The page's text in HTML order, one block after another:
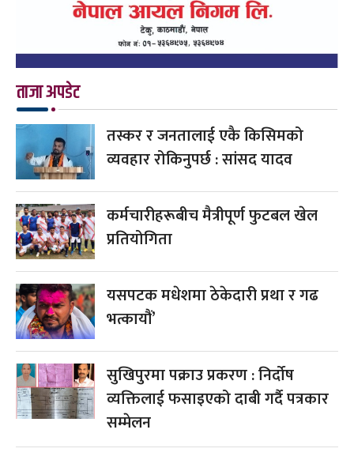
ताजा अपडेट
तस्कर र जनतालाई एकै किसिमको
व्यवहार रोकिनुपर्छ : सांसद यादव
कर्मचारीहरूबीच मैत्रीपूर्ण फुटबल खेल
प्रतियोगिता
यसपटक मधेशमा ठेकेदारी प्रथा र गढ
भत्कायौं’
सुखिपुरमा पक्राउ प्रकरण : निर्दोष
व्यक्तिलाई फसाइएको दाबी गर्दै पत्रकार
सम्मेलन